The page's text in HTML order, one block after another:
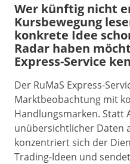
Wer künftig nicht
Kursbewegung
konkrete Idee
Radar haben
Express-Service
Der RuMaS Express-
Marktbeobachtung mit
Handlungsmarken. Statt
unübersichtlicher Daten
konzentriert sich der
Trading-Ideen und